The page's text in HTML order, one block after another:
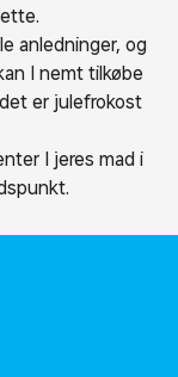
anledninger, og
I nemt tilkøbe
er julefrokost
I jeres mad i